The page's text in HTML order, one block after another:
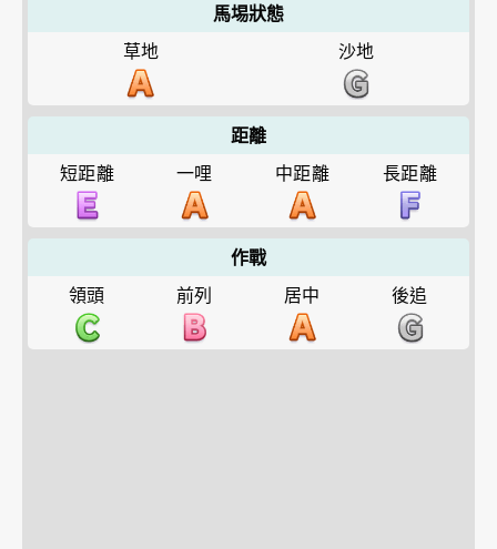
馬埸狀態
草地
沙地
距離
短距離
一哩 中距離 長距離
作戰
領頭
前列 居中 後追